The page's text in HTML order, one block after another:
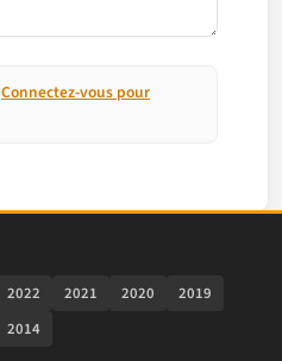
Connectez-vous pour
2022 2021 2020
2019
2014